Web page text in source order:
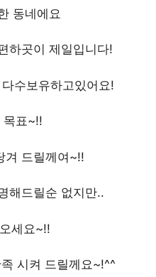
동네에요
하곳이 제일입니다!
수보유하고있어요!
목표~!!
겨 드릴께여~!!
해드릴순 없지만..
세요~!!
시켜 드릴께요~!^^